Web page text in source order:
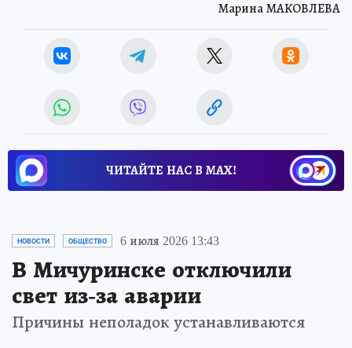
Марина МАКОВЛЕВА
ЧИТАЙТЕ НАС В МАХ!
НОВОСТИ ОБЩЕСТВО 6 июля 2026 13:43
В Мичуринске отключили
свет из-за аварии
Причины неполадок устанавливаются